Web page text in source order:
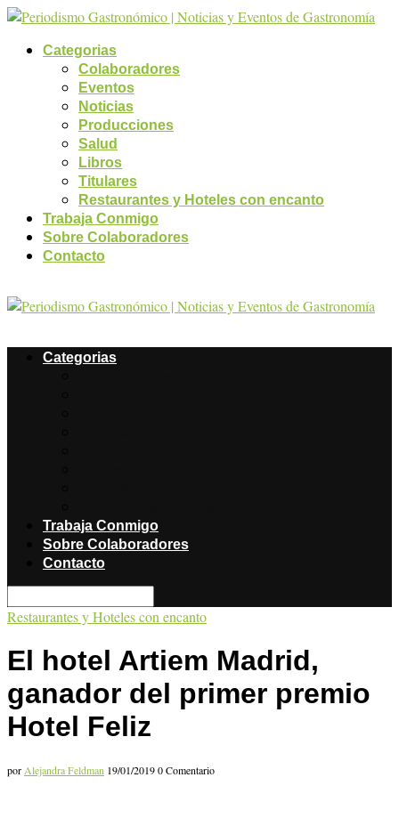
Categorias
Colaboradores
Eventos
Noticias
Producciones
Salud
Libros
Titulares
Restaurantes y Hoteles con encanto
Trabaja Conmigo
Sobre Colaboradores
Contacto
Categorias
Trabaja Conmigo
Sobre Colaboradores
Contacto
Restaurantes y Hoteles con encanto
El hotel Artiem Madrid,
ganador del primer premio
Hotel Feliz
por Alejandra Feldman 19/01/20190 Comentario